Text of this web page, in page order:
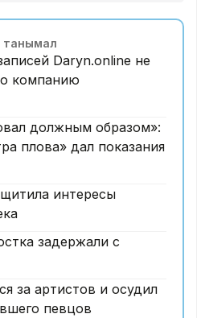
танымал
Daryn.online не
компанию
должным образом»:
плова» дал показания
интересы
задержали с
за артистов и осудил
певцов